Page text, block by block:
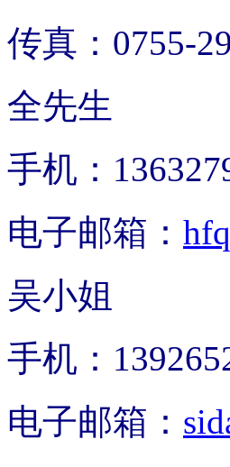
传真：0755-
全先生
手机：
电子邮箱：
吴小姐
手机：
电子邮箱：